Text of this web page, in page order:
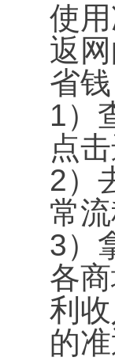
使
返
省钱
1）
点
2）
常
3）
各
利
的准